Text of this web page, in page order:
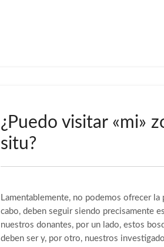
¿Puedo visitar «mi»
situ?
Lamentablemente, no podemos ofrecer
cabo, deben seguir siendo precisamente
nuestros donantes, por un lado, estos
deben ser y, por otro, nuestros